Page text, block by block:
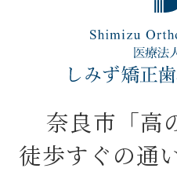
奈良市「高
徒歩すぐの通